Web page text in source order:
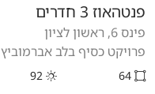
פנטהאוז 3 חדרים
פינס 6, ראשון לציון
פרויקט כסיף בלב אברמוביץ